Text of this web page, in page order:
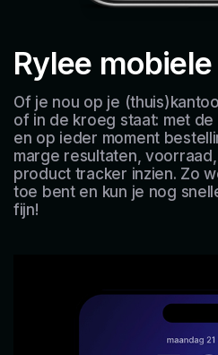
Rylee
Of je nou op je
of in de kroeg staat: met de
en op ieder moment
marge resultaten,
product tracker inzien. Zo
toe bent en kun je nog
fijn!